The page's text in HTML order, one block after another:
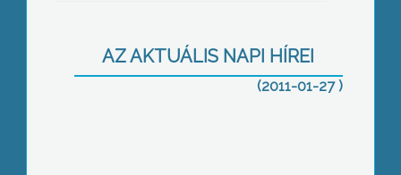
AZ AKTUÁLIS NAPI HÍREI
(2011-01-27 )